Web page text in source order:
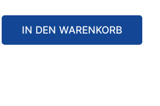
Luther
IN DEN WARENKORB